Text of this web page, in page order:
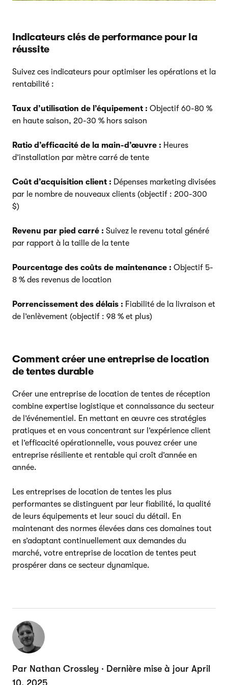
Indicateurs clés de performance pour la
réussite
Suivez ces indicateurs pour optimiser les opérations et la
rentabilité :
Taux d’utilisation de l’équipement : Objectif 60-80 %
en haute saison, 20-30 % hors saison
Ratio d’efficacité de la main-d’œuvre : Heures
d’installation par mètre carré de tente
Coût d’acquisition client : Dépenses marketing divisées
par le nombre de nouveaux clients (objectif : 200-300
$)
Revenu par pied carré : Suivez le revenu total généré
par rapport à la taille de la tente
Pourcentage des coûts de maintenance : Objectif 5-
8 % des revenus de location
Porrencissement des délais : Fiabilité de la livraison et
de l’enlèvement (objectif : 98 % et plus)
Comment créer une entreprise de location
de tentes durable
Créer une entreprise de location de tentes de réception
combine expertise logistique et connaissance du secteur
de l’événementiel. En mettant en œuvre ces stratégies
pratiques et en vous concentrant sur l’expérience client
et l’efficacité opérationnelle, vous pouvez créer une
entreprise résiliente et rentable qui croît d’année en
année.
Les entreprises de location de tentes les plus
performantes se distinguent par leur fiabilité, la qualité
de leurs équipements et leur souci du détail. En
maintenant des normes élevées dans ces domaines tout
en s’adaptant continuellement aux demandes du
marché, votre entreprise de location de tentes peut
prospérer dans ce secteur dynamique.
Par Nathan Crossley · Dernière mise à jour April
10, 2025